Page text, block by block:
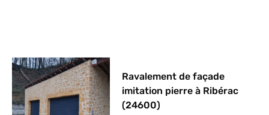
Ravalement de façade
imitation pierre à Ribérac
(24600)